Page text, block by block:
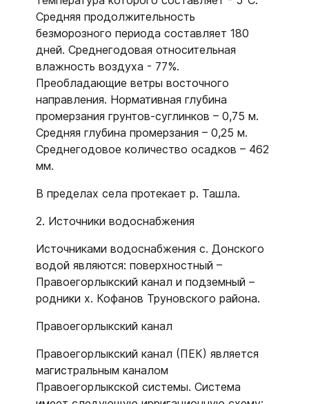
Средняя продолжительность
безморозного периода составляет 180
дней. Среднегодовая относительная
влажность воздуха - 77%.
Преобладающие ветры восточного
направления. Нормативная глубина
промерзания грунтов-суглинков – 0,75 м.
Средняя глубина промерзания – 0,25 м.
Среднегодовое количество осадков – 462
мм.
В пределах села протекает р. Ташла.
2. Источники водоснабжения
Источниками водоснабжения с. Донского
водой являются: поверхностный –
Правоегорлыкский канал и подземный –
родники х. Кофанов Труновского района.
Правоегорлыкский канал
Правоегорлыкский канал (ПЕК) является
магистральным каналом
Правоегорлыкской системы. Система